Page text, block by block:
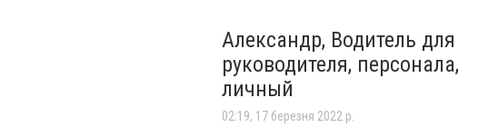
Александр, Водитель для
руководителя, персонала,
личный
02:19, 17 березня 2022 р.